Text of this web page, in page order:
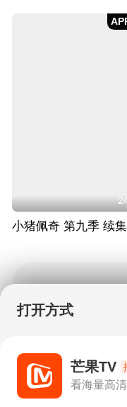
小猪佩奇 第九季 续集
29
打开方式
芒果TV
看海量高